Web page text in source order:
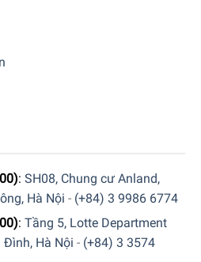
đương với 3 – 4 bữa ăn của
giàn trên để chén đĩa, ly cốc,
giàn phụ đựng dao kéo và
: SH08, Chung cư Anland,
Hà Nội - (+84) 3 9986 6774
: Tầng 5, Lotte Department
Đình, Hà Nội - (+84) 3 3574